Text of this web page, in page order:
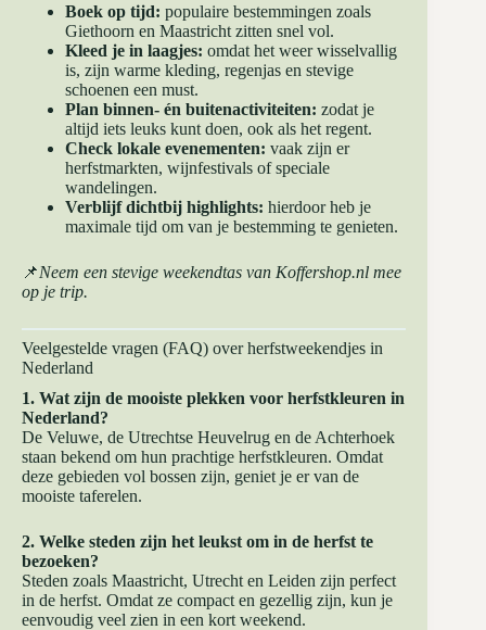
Boek op tijd: populaire bestemmingen zoals
Giethoorn en Maastricht zitten snel vol.
Kleed je in laagjes: omdat het weer wisselvallig
is, zijn warme kleding, regenjas en stevige
schoenen een must.
Plan binnen- én buitenactiviteiten: zodat je
altijd iets leuks kunt doen, ook als het regent.
Check lokale evenementen: vaak zijn er
herfstmarkten, wijnfestivals of speciale
wandelingen.
Verblijf dichtbij highlights: hierdoor heb je
maximale tijd om van je bestemming te genieten.
📌Neem een stevige weekendtas van Koffershop.nl mee
op je trip.
Veelgestelde vragen (FAQ) over herfstweekendjes in
Nederland
1. Wat zijn de mooiste plekken voor herfstkleuren in
Nederland?
De Veluwe, de Utrechtse Heuvelrug en de Achterhoek
staan bekend om hun prachtige herfstkleuren. Omdat
deze gebieden vol bossen zijn, geniet je er van de
mooiste taferelen.
2. Welke steden zijn het leukst om in de herfst te
bezoeken?
Steden zoals Maastricht, Utrecht en Leiden zijn perfect
in de herfst. Omdat ze compact en gezellig zijn, kun je
eenvoudig veel zien in een kort weekend.